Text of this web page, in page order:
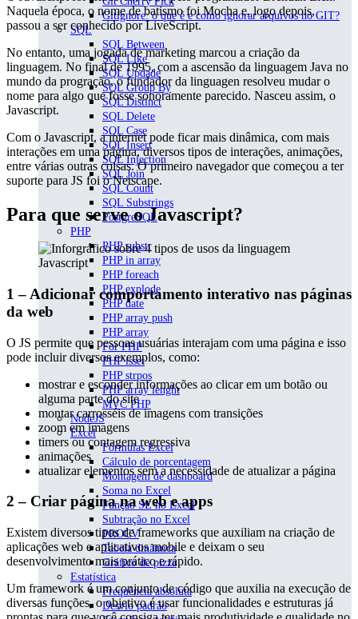
Gitignore: o que é e como ignorar arquivos no GIT?
SQL
SQL Between
SQL Like
SQL Updade
SQL Group By
SQL Distinct
SQL Delete
SQL Case
SQL Insert
SQL Injection
SQL Join
SQL Count
SQL Substrings
PostgreSQL
PHP
PHP substr
PHP in array
PHP foreach
PHP explode
PHP date
PHP array push
PHP array
For PHP
PHP isset
PHP strpos
PHP array lenght
MVC PHP
NodeJS
Excel
Fórmulas Excel
Cálculo de porcentagem
Montagem de dashboard
Soma no Excel
Função SE no Excel
Subtração no Excel
PROCV
Tabela dinâmica
Gráfico de pizza
Estatística
Frequência absoluta
Desvio padrão
Naquela época, o nome de batismo foi Mocha e, logo depois,
passou a ser conhecido por LiveScript.
No entanto, uma jogada de marketing marcou a criação da
linguagem. No final de 1995, com a ascensão da linguagem Java no
mundo da progração, o fundador da linguagen resolveu mudar o
nome para algo que fosse sonoramente parecido. Nasceu assim, o
Javascript.
Com o Javascript, a internet pode ficar mais dinâmica, com mais
interações em uma página, diversos tipos de interações, animações,
entre várias outras coisas. O primeiro navegador que começou a ter
suporte para JS foi o Netscape.
Para que serve o Javascript?
1 – Adicionar comportamento interativo nas páginas
da web
O JS permite que pessoas usuárias interajam com uma página e isso
pode incluir diversos exemplos, como:
mostrar e esconder informações ao clicar em um botão ou
alguma parte do site
montar carrosséis de imagens com transições
zoom em imagens
timers ou contagem regressiva
animações
atualizar elementos sem a necessidade de atualizar a página
2 – Criar página na web e apps
Existem diversos tipos de frameworks que auxiliam na criação de
aplicações web e aplicativos mobile e deixam o seu
desenvolvimento mais prático e rápido.
Um framework é um conjunto de código que auxilia na execução de
diversas funções, o objetivo é usar funcionalidades e estruturas já